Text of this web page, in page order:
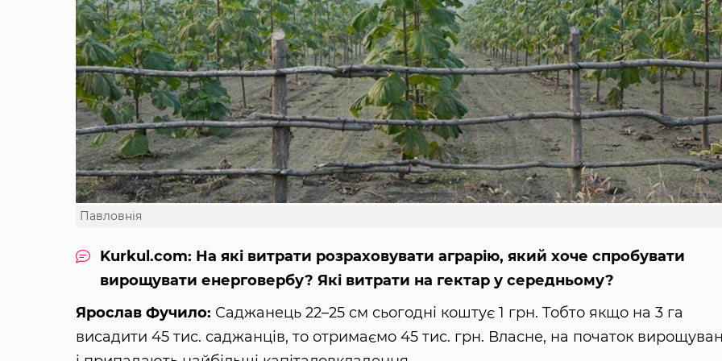
Павловнія
Kurkul.com: На які витрати розраховувати аграрію, який хоче спробувати
вирощувати енерговербу? Які витрати на гектар у середньому?
Ярослав Фучило: Саджанець 22–25 см сьогодні коштує 1 грн. Тобто якщо на 3 га
висадити 45 тис. саджанців, то отримаємо 45 тис. грн. Власне, на початок